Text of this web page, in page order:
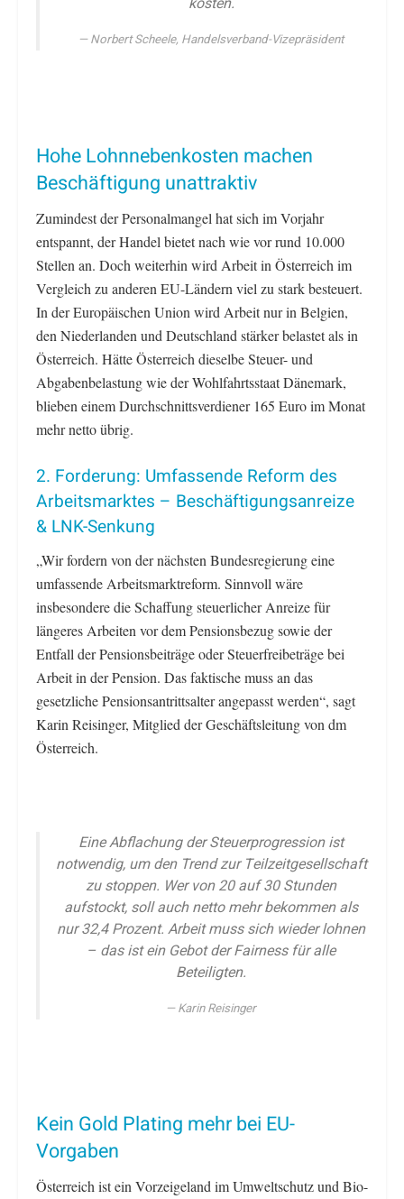
Norbert Scheele, Handelsverband-Vizepräsident
Hohe Lohnnebenkosten machen
Beschäftigung unattraktiv
Zumindest der Personalmangel hat sich im Vorjahr
entspannt, der Handel bietet nach wie vor rund 10.000
Stellen an. Doch weiterhin wird Arbeit in Österreich im
Vergleich zu anderen EU-Ländern viel zu stark besteuert.
In der Europäischen Union wird Arbeit nur in Belgien,
den Niederlanden und Deutschland stärker belastet als in
Österreich. Hätte Österreich dieselbe Steuer- und
Abgabenbelastung wie der Wohlfahrtsstaat Dänemark,
blieben einem Durchschnittsverdiener 165 Euro im Monat
mehr netto übrig.
2. Forderung: Umfassende Reform des
Arbeitsmarktes – Beschäftigungsanreize
& LNK-Senkung
„Wir fordern von der nächsten Bundesregierung eine
umfassende Arbeitsmarktreform. Sinnvoll wäre
insbesondere die Schaffung steuerlicher Anreize für
längeres Arbeiten vor dem Pensionsbezug sowie der
Entfall der Pensionsbeiträge oder Steuerfreibeträge bei
Arbeit in der Pension. Das faktische muss an das
gesetzliche Pensionsantrittsalter angepasst werden“, sagt
Karin Reisinger, Mitglied der Geschäftsleitung von dm
Österreich.
Eine Abflachung der Steuerprogression ist
notwendig, um den Trend zur Teilzeitgesellschaft
zu stoppen. Wer von 20 auf 30 Stunden
aufstockt, soll auch netto mehr bekommen als
nur 32,4 Prozent. Arbeit muss sich wieder lohnen
– das ist ein Gebot der Fairness für alle
Beteiligten.
Karin Reisinger
Kein Gold Plating mehr bei EU-
Vorgaben
Österreich ist ein Vorzeigeland im Umweltschutz und Bio-